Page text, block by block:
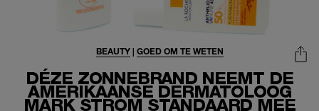
DÉZE ZONNEBRAND NEEMT DE
AMERIKAANSE DERMATOLOOG
MARK STROM STANDAARD MEE
BEAUTY| GOED OM TE WETEN